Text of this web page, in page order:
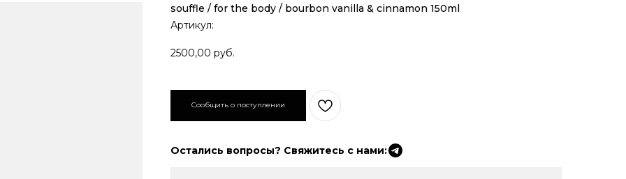
souffle / for the body / bourbon vanilla & cinnamon 150ml
Артикул:
2500,00 руб.
Остались вопросы? Свяжитесь с нами: